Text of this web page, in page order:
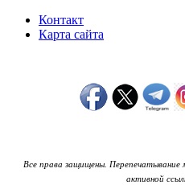
Контакт
Карта сайта
Все права защищены.
активной